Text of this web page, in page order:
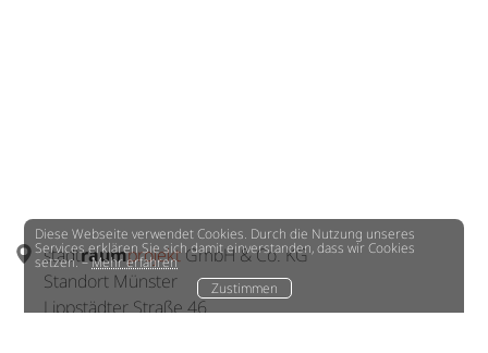
stadtraumprojektGmbH & Co. KG
Standort Münster
Lippstädter Straße 46
Diese Webseite verwendet Cookies. Durch die Nutzung unseres
Services erklären Sie sich damit einverstanden, dass wir Cookies
setzen. –Mehr erfahren
Zustimmen